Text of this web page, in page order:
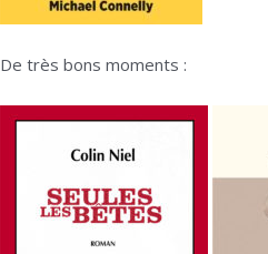
De très bons moments :